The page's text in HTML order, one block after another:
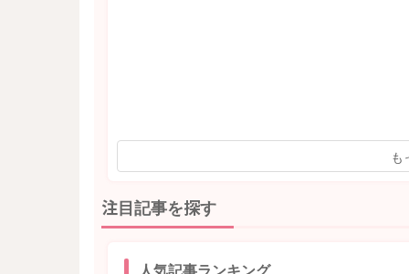
も
注目記事を探す
人気記事ランキング